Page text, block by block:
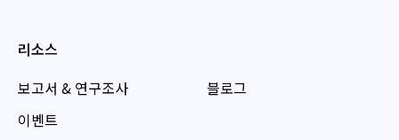
리소스
보고서 & 연구조사
이벤트
블로그